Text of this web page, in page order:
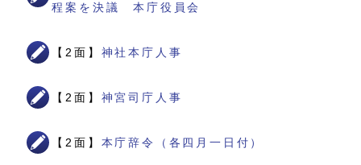
程案を決議 本庁役員会
【2面】 神社本庁人事
【2面】 神宮司庁人事
【2面】 本庁辞令（各四月一日付）